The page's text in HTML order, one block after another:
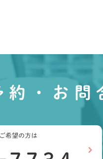
約・お問